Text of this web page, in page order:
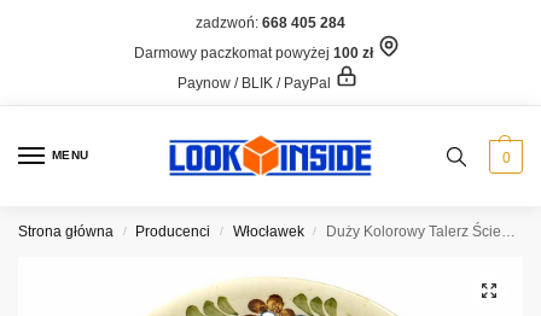
zadzwoń: 668 405 284
Darmowy paczkomat powyżej 100 zł
Paynow / BLIK / PayPal
MENU 0
Strona główna / Producenci / Włocławek / Duży Kolorowy Talerz Ścienny Włocławek